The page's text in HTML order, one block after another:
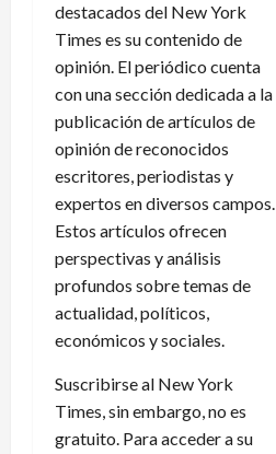
destacados del New York
Times es su contenido de
opinión. El periódico cuenta
con una sección dedicada a la
publicación de artículos de
opinión de reconocidos
escritores, periodistas y
expertos en diversos campos.
Estos artículos ofrecen
perspectivas y análisis
profundos sobre temas de
actualidad, políticos,
económicos y sociales.
Suscribirse al New York
Times, sin embargo, no es
gratuito. Para acceder a su